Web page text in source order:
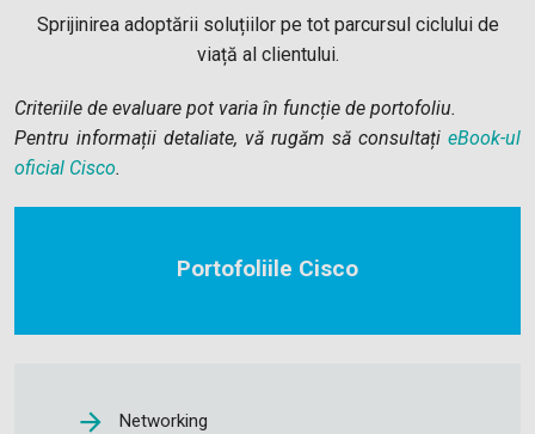
Sprijinirea adoptării soluțiilor pe tot parcursul ciclului de
viață al clientului.
Criteriile de evaluare pot varia în funcție de portofoliu.
Pentru informații detaliate, vă rugăm să consultați eBook-ul
oficial Cisco.
Portofoliile Cisco
Networking